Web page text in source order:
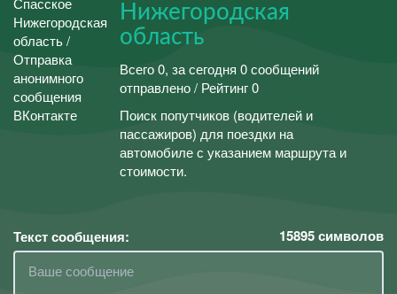
Нижегородская
область
Всего 0, за сегодня 0 сообщений
отправлено / Рейтинг 0
Поиск попутчиков (водителей и
пассажиров) для поездки на
автомобиле с указанием маршрута и
стоимости.
Текст сообщения: 15895символов